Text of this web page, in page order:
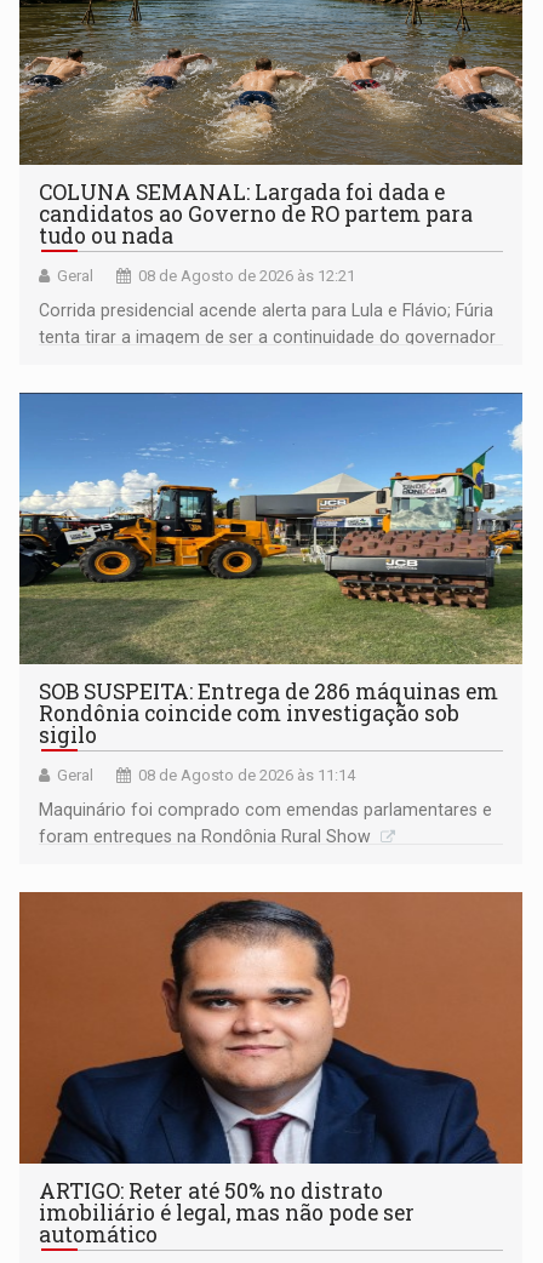
COLUNA SEMANAL: Largada foi dada e
candidatos ao Governo de RO partem para
tudo ou nada
Geral 08 de Agosto de 2026 às 12:21
Corrida presidencial acende alerta para Lula e Flávio; Fúria
tenta tirar a imagem de ser a continuidade do governador
não ter entrado no modo eleição; ABAV faz evento em
SOB SUSPEITA: Entrega de 286 máquinas em
Rondônia coincide com investigação sob
sigilo
Geral 08 de Agosto de 2026 às 11:14
Maquinário foi comprado com emendas parlamentares e
foram entregues na Rondônia Rural Show
ARTIGO: Reter até 50% no distrato
imobiliário é legal, mas não pode ser
automático